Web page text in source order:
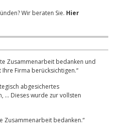
Wir beraten Sie. Hier
Zusammenarbeit bedanken und
Firma berücksichtigen.“
abgesichertes
… Dieses wurde zur vollsten
Zusammenarbeit bedanken.“